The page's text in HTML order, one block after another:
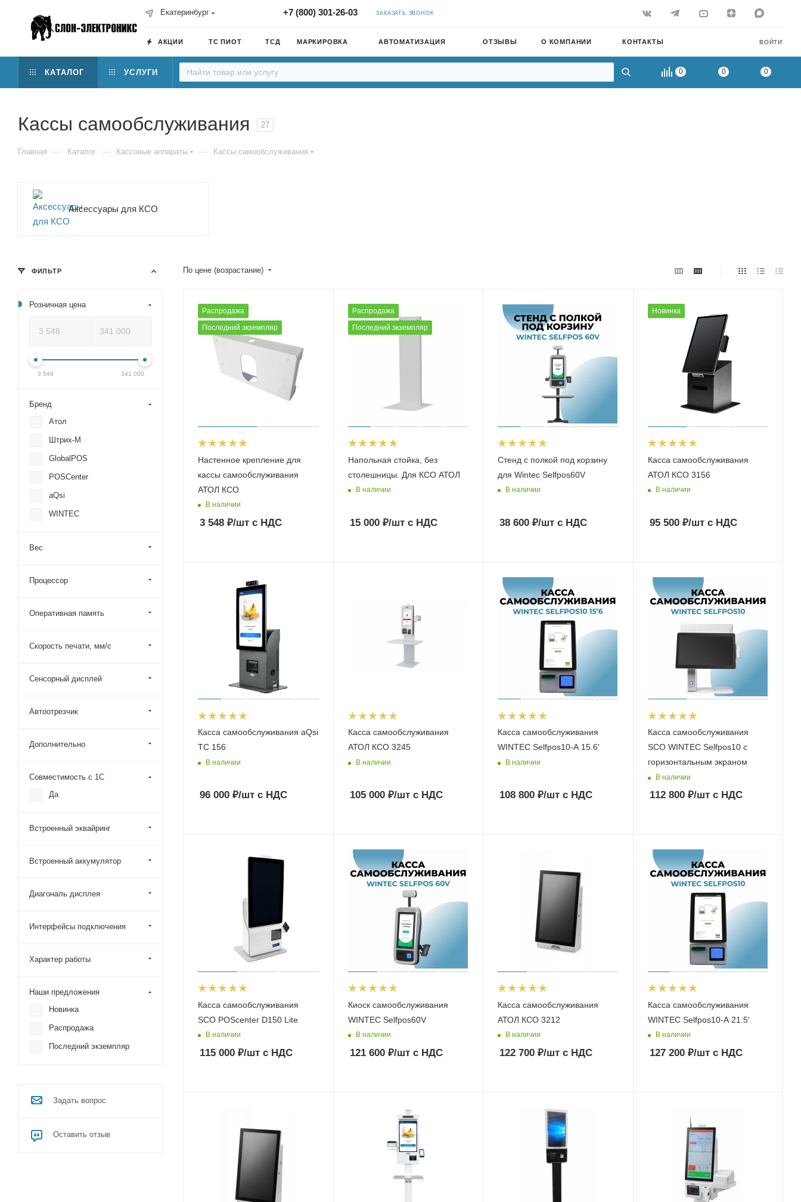
Екатеринбург +7 (800) 301-26-03 ЗАКАЗАТЬ ЗВОНОК
ВОЙТИ
АКЦИИ ТС ПИОТ ТСД МАРКИРОВКА АВТОМАТИЗАЦИЯ ОТЗЫВЫ О КОМПАНИИ КОНТАКТЫ
0 0 0
КАТАЛОГ УСЛУГИ
Кассы самообслуживания 27
Главная — Каталог — Кассовые аппараты — Кассы самообслуживания
Аксессуары для КСО
По цене (возрастание)
Распродажа
Последний экземпляр
Настенное крепление для
кассы самообслуживания
АТОЛ КСО
В наличии
3 548 ₽/шт с НДС
Распродажа
Последний экземпляр
Напольная стойка, без
столешницы. Для КСО АТОЛ
В наличии
15 000₽/штс НДС
Стенд с полкой под корзину
для Wintec Selfpos60V
В наличии
38 600 ₽/шт с НДС
Новинка
Касса самообслуживания
АТОЛ КСО 3156
В наличии
95 500₽/штс НДС
Касса самообслуживания aQsi
ТС 156
В наличии
96 000 ₽/шт с НДС
Касса самообслуживания
АТОЛ КСО 3245
В наличии
105 000₽/штс НДС
Касса самообслуживания
WINTEC Selfpos10-A 15.6'
В наличии
108 800 ₽/шт с НДС
Касса самообслуживания
SCO WINTEC Selfpos10 с
горизонтальным экраном
В наличии
112 800₽/штс НДС
Касса самообслуживания
SCO POScenter D150 Lite
В наличии
115 000 ₽/шт с НДС
Киоск самообслуживания
WINTEC Selfpos60V
В наличии
121 600₽/штс НДС
Касса самообслуживания
АТОЛ КСО 3212
В наличии
122 700 ₽/шт с НДС
Касса самообслуживания
WINTEC Selfpos10-A 21.5'
В наличии
127 200₽/штс НДС
ФИЛЬТР
Розничная цена
3 548 341 000
Бренд
Атол
Штрих-М
GlobalPOS
POSCenter
aQsi
WINTEC
Вес
Процессор
Оперативная память
Скорость печати, мм/с
Сенсорный дисплей
Автоотрезчик
Дополнительно
Совместимость с 1С
Да
Встроенный эквайринг
Встроенный аккумулятор
Диагональ дисплея
Интерфейсы подключения
Характер работы
Наши предложения
Новинка
Распродажа
Последний экземпляр
Задать вопрос
Оставить отзыв